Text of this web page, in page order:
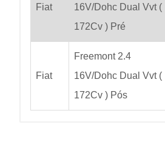
Fiat
16V/Dohc Dual Vvt (
172Cv ) Pré
Fiat
Freemont 2.4
16V/Dohc Dual Vvt (
172Cv ) Pós